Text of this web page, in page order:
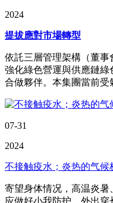
2024
提拔應對市場轉型
依託三層管理架構（董事
強化綠色營運與供應鏈
合做夥伴。本集團當前受
07-31
2024
不接触疫水；炎热的气候
寄望身体情况，高温炎暑
应做好小我防护、外出